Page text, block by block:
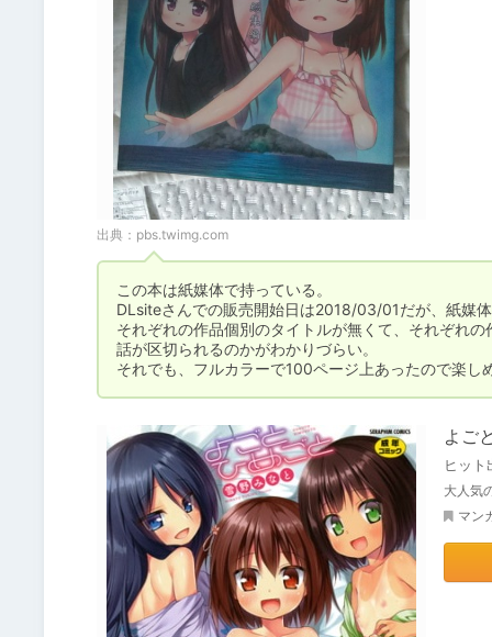
出典： pbs.twimg.com
この本は紙媒体で持っている。
DLsiteさんでの販売開始日は2018/03/01だが、紙媒
それぞれの作品個別のタイトルが無くて、それぞれ
話が区切られるのかがわかりづらい。
それでも、フルカラーで100ページ上あったので楽し
よご
ヒット
大人気
マン